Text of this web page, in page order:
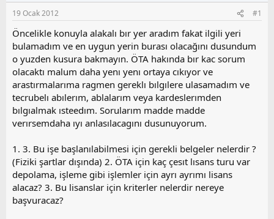
y
u
a
ş
l
a
t
a
n
a
ı
ç
t
a
r
h
i
19 Ocak 2012 #1
Öncelikle konuyla alakalı bır yer aradım fakat ilgili yeri
bulamadım ve en uygun yerin burası olacağını dusundum
o yuzden kusura bakmayın. ÖTA hakında bır kac sorum
olacaktı malum daha yenı yenı ortaya cıkıyor ve
arastırmalarıma ragmen gereklı bılgılere ulasamadım ve
tecrubelı abılerım, ablalarım veya kardeslerımden
bılgıalmak ısteedım. Sorularım madde madde
verırsemdaha ıyı anlasılacagını dusunuyorum.
1. 3. Bu işe başlanılabilmesi için gerekli belgeler nelerdir ?
(Fiziki şartlar dışında) 2. ÖTA için kaç çesıt lısans turu var
depolama, işleme gibi işlemler için ayrı ayrımı lisans
alacaz? 3. Bu lisanslar için kriterler nelerdir nereye
başvuracaz?